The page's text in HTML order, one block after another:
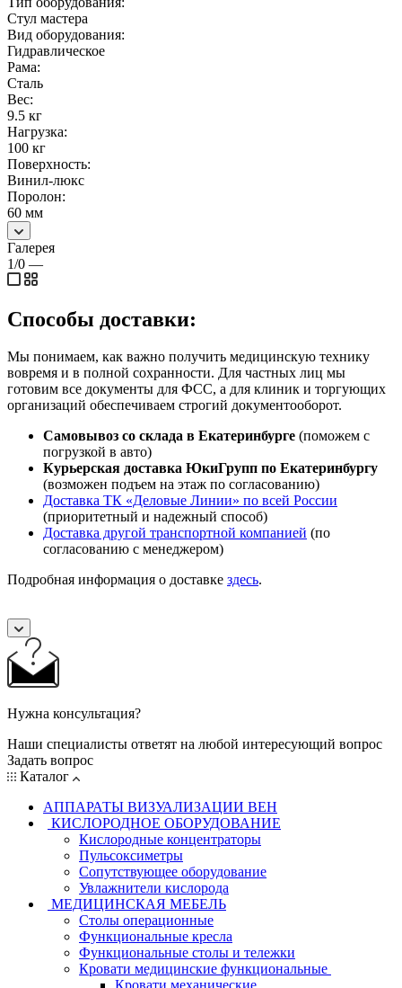
Стул мастера
Вид оборудования:
Гидравлическое
Рама:
Сталь
Вес:
9.5 кг
Нагрузка:
100 кг
Поверхность:
Винил-люкс
Поролон:
60 мм
Галерея
1/0 —
Способы доставки:
Мы понимаем, как важно получить медицинскую технику
вовремя и в полной сохранности. Для частных лиц мы
готовим все документы для ФСС, а для клиник и торгующих
организаций обеспечиваем строгий документооборот.
Самовывоз со склада в Екатеринбурге (поможем с
погрузкой в авто)
Курьерская доставка ЮкиГрупп по Екатеринбургу
(возможен подъем на этаж по согласованию)
Доставка ТК «Деловые Линии» по всей России
(приоритетный и надежный способ)
Доставка другой транспортной компанией (по
согласованию с менеджером)
Подробная информация о доставке здесь.
Нужна консультация?
Наши специалисты ответят на любой интересующий вопрос
Задать вопрос
Каталог
АППАРАТЫ ВИЗУАЛИЗАЦИИ ВЕН
КИСЛОРОДНОЕ ОБОРУДОВАНИЕ
Кислородные концентраторы
Пульсоксиметры
Сопутствующее оборудование
Увлажнители кислорода
МЕДИЦИНСКАЯ МЕБЕЛЬ
Столы операционные
Функциональные кресла
Функциональные столы и тележки
Кровати медицинские функциональные